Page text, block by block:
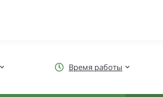
Время работы